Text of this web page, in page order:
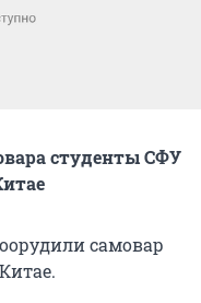
студенты СФУ
самовар